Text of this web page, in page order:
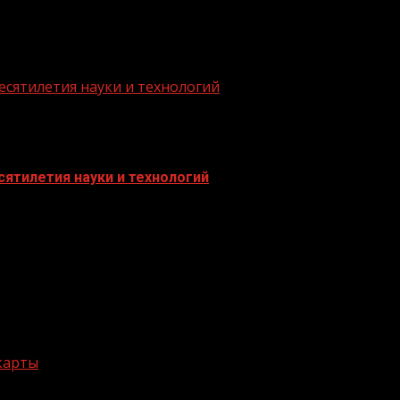
науки и технологий
науки и технологий